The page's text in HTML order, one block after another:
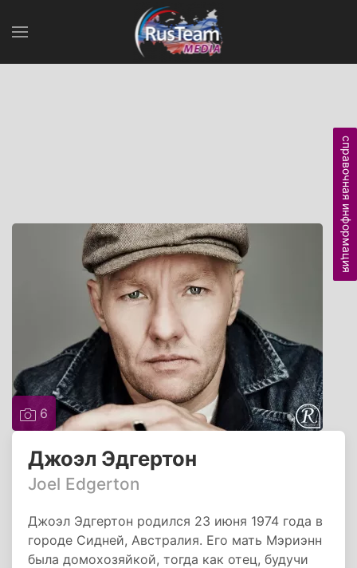
6
Джоэл Эдгертон
Joel Edgerton
Джоэл Эдгертон родился 23 июня 1974 года в
городе Сидней, Австралия. Его мать Мэриэнн
была домохозяйкой, тогда как отец, будучи
справочная информация